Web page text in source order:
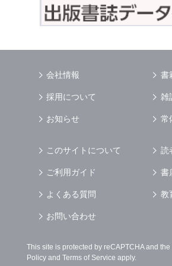
会社情報
採用について
お知らせ
書
雑
常
このサイトについて
ご利用ガイド
よくある質問
お問い合わせ
読
書
教
This site is protected by reCAPTCHA and the
Policyand Terms of Service apply.